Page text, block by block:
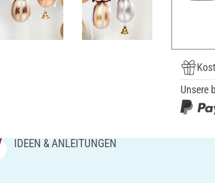
Unsere
IDEEN & ANLEITUNGEN